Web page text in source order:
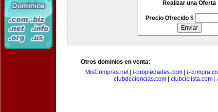
Realizar una Oferta
Precio Ofrecido $
Otros dominios en venta:
MisCompras.net| i-propiedades.com| i-
clubdeciencias.com
clubciclista.com